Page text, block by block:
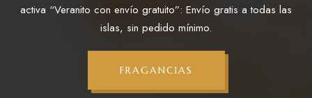
activa “Veranito con envío gratuito”: Envío gratis a todas las
islas, sin pedido mínimo.
FRAGANCIAS